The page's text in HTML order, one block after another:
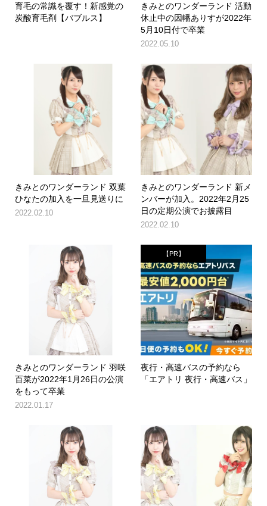
育毛の常識を覆す！新感覚の
炭酸育毛剤【バブルス】
きみとのワンダーランド 活動
休止中の因幡ありすが2022年
5月10日付で卒業
2022.05.10
きみとのワンダーランド 双葉
ひなたの加入を一旦見送りに
2022.02.10
きみとのワンダーランド 新メ
ンバーが加入。2022年2月25
日の定期公演でお披露目
2022.02.10
きみとのワンダーランド 羽咲
百菜が2022年1月26日の公演
をもって卒業
2022.01.17
【PR】
夜行・高速バスの予約なら
「エアトリ 夜行・高速バス」